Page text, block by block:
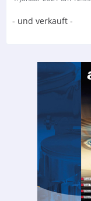
- und verkauft -